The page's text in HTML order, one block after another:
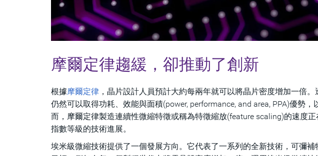
摩爾定律趨緩，卻推動了創新
根據摩爾定律 ，晶片設計人員預計大約每兩年就可以將晶片密度增加一倍
仍然可以取得功耗、效能與面積(power, performance, and area, PPA)優勢
而，摩爾定律製造連續性微縮特徵或稱為特徵縮放(feature scaling)的速度
指數等級的技術進展。
埃米級微縮技術提供了一個發展方向。它代表了一系列的全新技術，可彌